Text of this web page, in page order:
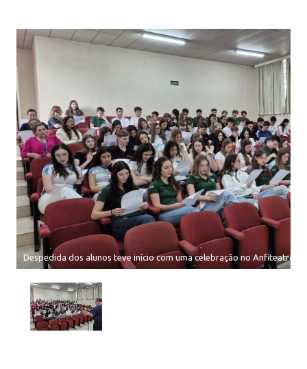
Despedida dos alunos teve início com uma celebração no